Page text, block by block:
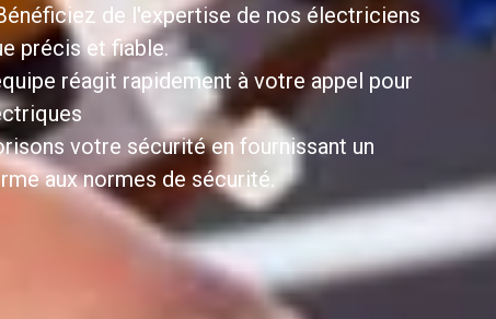
de l'expertise de nos électriciens
précis et fiable.
réagit rapidement à votre appel pour
votre sécurité en fournissant un
aux normes de sécurité.